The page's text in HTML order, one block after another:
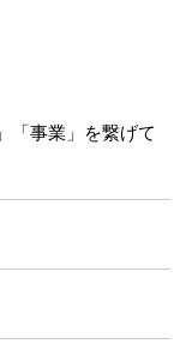
「事業」を繋げて